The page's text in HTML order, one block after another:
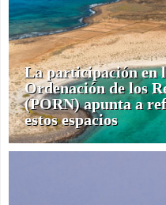
La participación en
Ordenación de los
(PORN) apunta a
estos espacios